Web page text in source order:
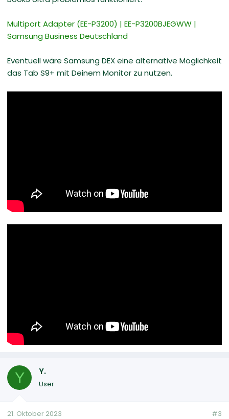
Multiport Adapter (EE-P3200) | EE-P3200BJEGWW |
Samsung Business Deutschland
Eventuell wäre Samsung DEX eine alternative Möglichkeit
das Tab S9+ mit Deinem Monitor zu nutzen.
Y Y.
User
21. Oktober 2023 #3